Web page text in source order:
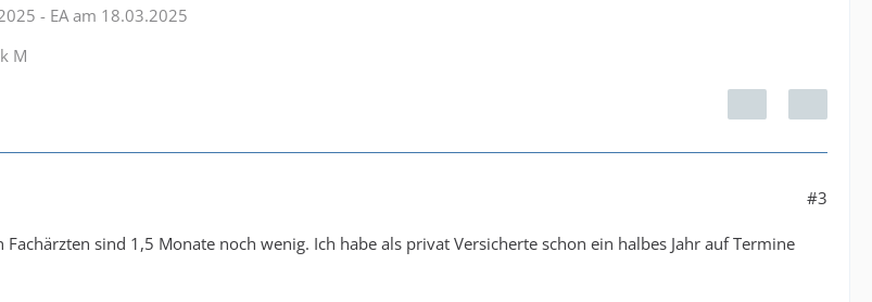
- EA am 18.03.2025
M
#3
sind 1,5 Monate noch wenig. Ich habe als privat Versicherte schon ein halbes Jahr auf Termine